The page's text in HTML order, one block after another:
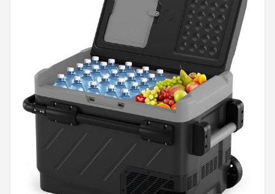
POPULAIRE MERKEN
KOEL
Eurotrail
Camp
LifeGoods